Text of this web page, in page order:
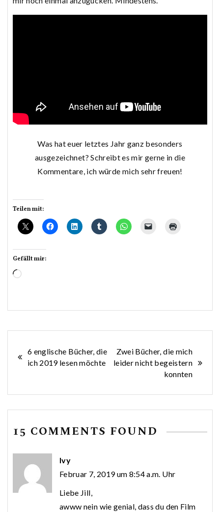
Was hat euer letztes Jahr ganz besonders
ausgezeichnet? Schreibt es mir gerne in die
Kommentare, ich würde mich sehr freuen!
Teilen mit:
Gefällt mir:
Wird
Beitragsnavigation
6 englische Bücher, die
ich 2019 lesen möchte
Zwei Bücher, die mich
leider nicht begeistern
konnten
15 COMMENTS FOUND
Ivy
Februar 7, 2019 um 8:54 a.m. Uhr
Liebe Jill,
awww nein wie genial, dass du den Film